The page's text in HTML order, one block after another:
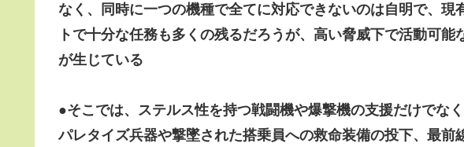
なく、同時に一つの機種で全てに対応できないのは自明で、現
トで十分な任務も多くの残るだろうが、高い脅威下で活動可
が生じている
●そこでは、ステルス性を持つ戦闘機や爆撃機の支援だけでな
パレタイズ兵器や撃墜された搭乗員への救命装備の投下、最前